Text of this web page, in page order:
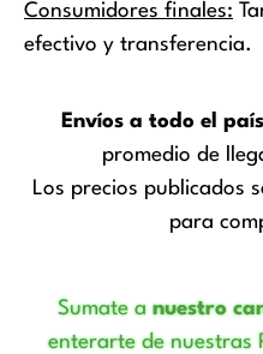
Consumidores finales:
efectivo y transferencia.
Envíos a todo el
promedio de
Los precios publicados
para
Sumate anuestro
enterarte de nuestras